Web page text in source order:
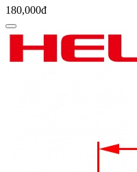
180,000đ